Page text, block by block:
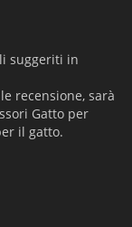
suggeriti in
recensione, sarà
Gatto per
il gatto.